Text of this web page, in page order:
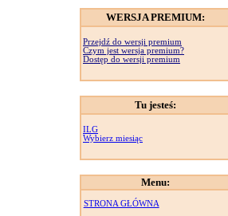
WERSJA PREMIUM:
Przejdź do wersji premium
Czym jest wersja premium?
Dostęp do wersji premium
Tu jesteś:
ILG
Wybierz miesiąc
Menu:
STRONA GŁÓWNA